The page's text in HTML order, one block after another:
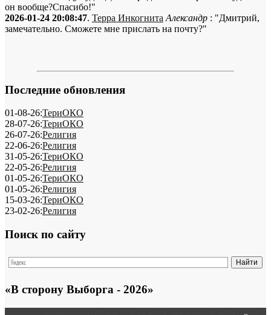
он вообще?Спасибо!"
2026-01-24 20:08:47. Терра Инкогнита Александр : "Дмитрий,
замечательно. Сможете мне прислать на почту?"
Последние обновления
01-08-26:ТериОКО
28-07-26:ТериОКО
26-07-26:Религия
22-06-26:Религия
31-05-26:ТериОКО
22-05-26:Религия
01-05-26:ТериОКО
01-05-26:Религия
15-03-26:ТериОКО
23-02-26:Религия
Поиск по сайту
«В сторону Выборга - 2026»